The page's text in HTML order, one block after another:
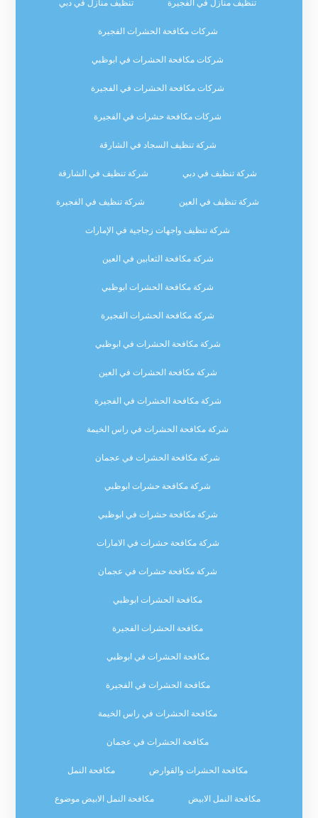
تنظيف منازل في الفجيرة تنظيف منازل في دبي
شركات مكافحة الحشرات الفجيرة
شركات مكافحة الحشرات في ابوظبي
شركات مكافحة الحشرات في الفجيرة
شركات مكافحة حشرات في الفجيرة
شركة تنظيف السجاد في الشارقة
شركة تنظيف في دبي شركة تنظيف في الشارقة
شركة تنظيف في العين شركة تنظيف في الفجيرة
شركة تنظيف واجهات زجاجية في الإمارات
شركة مكافحة الثعابين في العين
شركة مكافحة الحشرات ابوظبي
شركة مكافحة الحشرات الفجيرة
شركة مكافحة الحشرات في ابوظبي
شركة مكافحة الحشرات في العين
شركة مكافحة الحشرات في الفجيرة
شركة مكافحة الحشرات في راس الخيمة
شركة مكافحة الحشرات في عجمان
شركة مكافحة حشرات ابوظبي
شركة مكافحة حشرات في ابوظبي
شركة مكافحة حشرات في الامارات
شركة مكافحة حشرات في عجمان
مكافحة الحشرات ابوظبي
مكافحة الحشرات الفجيرة
مكافحة الحشرات في ابوظبي
مكافحة الحشرات في الفجيرة
مكافحة الحشرات في راس الخيمة
مكافحة الحشرات في عجمان
مكافحة الحشرات والقوارض مكافحة النمل
مكافحة النمل الابيض مكافحة النمل الابيض موضوع